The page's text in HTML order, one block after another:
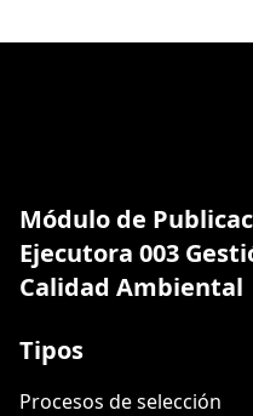
Módulo de
Ejecutora 003
Calidad Ambiental
Tipos
Procesos de selección